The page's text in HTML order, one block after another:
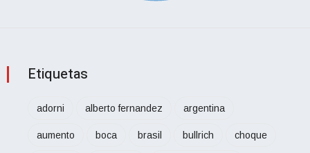
Etiquetas
adorni alberto fernandez argentina
aumento boca brasil bullrich choque